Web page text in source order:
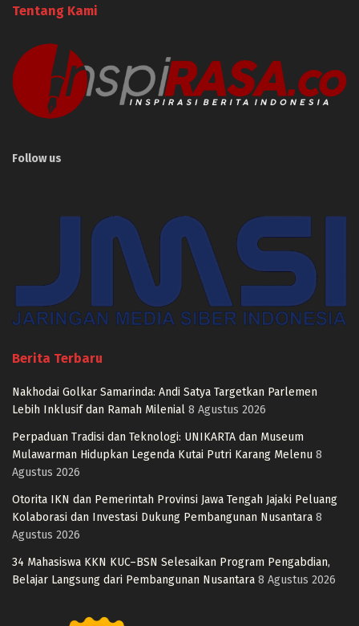
Tentang Kami
Follow us
Berita Terbaru
Nakhodai Golkar Samarinda: Andi Satya Targetkan Parlemen
Lebih Inklusif dan Ramah Milenial 8 Agustus 2026
Perpaduan Tradisi dan Teknologi: UNIKARTA dan Museum
Mulawarman Hidupkan Legenda Kutai Putri Karang Melenu 8
Agustus 2026
Otorita IKN dan Pemerintah Provinsi Jawa Tengah Jajaki Peluang
Kolaborasi dan Investasi Dukung Pembangunan Nusantara 8
Agustus 2026
34 Mahasiswa KKN KUC–BSN Selesaikan Program Pengabdian,
Belajar Langsung dari Pembangunan Nusantara 8 Agustus 2026